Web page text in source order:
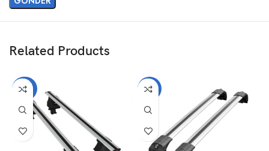
Related Products
-20% -14%